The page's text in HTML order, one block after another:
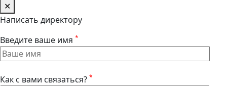
✕
Написать директору
Введите ваше имя *
Как с вами связаться? *